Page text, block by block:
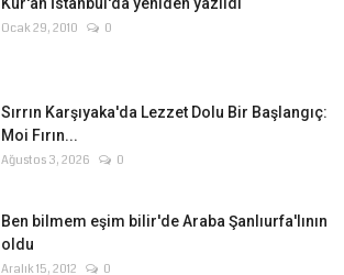
Ocak 29, 2010 0
Sırrın Karşıyaka'da Lezzet Dolu Bir Başlangıç:
Moi Fırın...
Ağustos 3, 2026 0
Ben bilmem eşim bilir'de Araba Şanlıurfa'lının
oldu
Aralık 15, 2012 0